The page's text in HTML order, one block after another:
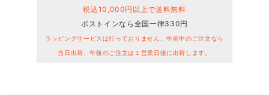
税込10,000円以上で送料無料
ポストインなら全国一律330円
ラッピングサービスは行っておりません。午前中のご注文なら
当日出荷、午後のご注文は１営業日後に出荷します。